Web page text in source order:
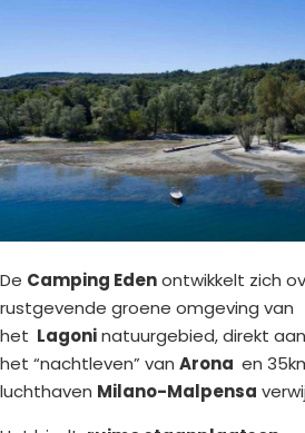
De Camping Edenontwikkelt zich
rustgevende groene omgeving van
het Lagoninatuurgebied, direkt
het “nachtleven” van Arona en
luchthaven Milano-Malpensa